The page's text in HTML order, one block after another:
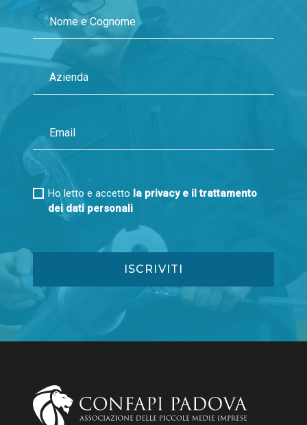
Ho letto e accetto la privacy e il trattamento
dei dati personali